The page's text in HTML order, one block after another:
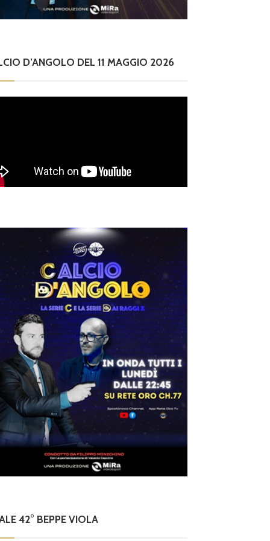
D’ANGOLO DEL 11 MAGGIO 2026
42° BEPPE VIOLA